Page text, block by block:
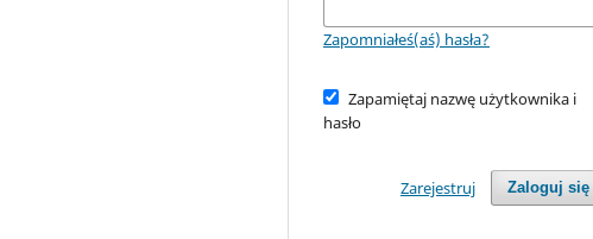
Zapomniałeś(aś) hasła?
Zapamiętaj nazwę użytkownika i
hasło
Zaloguj się
Zarejestruj